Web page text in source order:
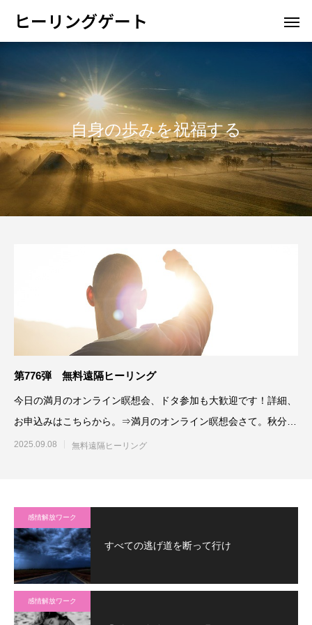
ヒーリングゲート
自身の歩みを祝福する
第776弾 無料遠隔ヒーリング
今日の満月のオンライン瞑想会、ドタ参加も大歓迎です！詳細、
お申込みはこちらから。⇒満月のオンライン瞑想会さて。秋分ま
での13
2025.09.08 無料遠隔ヒーリング
感情解放ワーク
すべての逃げ道を断って行け
感情解放ワーク